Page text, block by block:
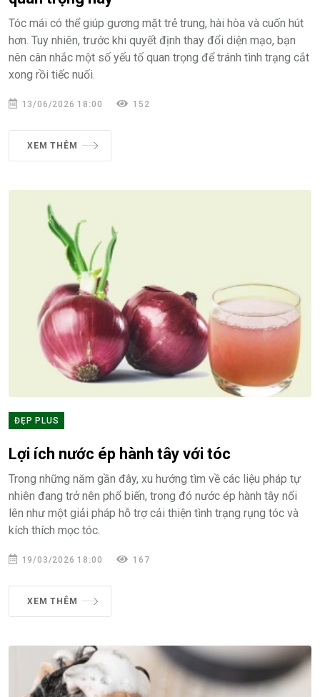
Tóc mái có thể giúp gương mặt trẻ trung, hài hòa và cuốn hút
hơn. Tuy nhiên, trước khi quyết định thay đổi diện mạo, bạn
nên cân nhắc một số yếu tố quan trọng để tránh tình trạng cắt
xong rồi tiếc nuối.
13/06/2026 18:00 152
XEM THÊM
ĐẸP PLUS
Lợi ích nước ép hành tây với tóc
Trong những năm gần đây, xu hướng tìm về các liệu pháp tự
nhiên đang trở nên phổ biến, trong đó nước ép hành tây nổi
lên như một giải pháp hỗ trợ cải thiện tình trạng rụng tóc và
kích thích mọc tóc.
19/03/2026 18:00 167
XEM THÊM